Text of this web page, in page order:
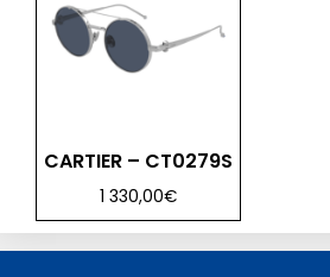
CARTIER – CT0279S
1 330,00€